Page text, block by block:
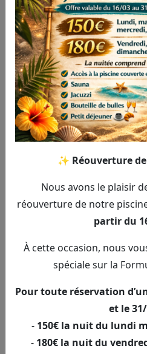
✨ Réouverture
Nous avons le plaisir
réouverture de notre
partir du
À cette occasion, nous
spéciale sur la
Pour toute réservation
et le
- 150€ la nuit du lundi
- 180€ la nuit du
Ma Bonne Étoile,espace
près de Calais(Brêmes-
piscine couverte et
aussi d’unsauna privé.
complexe de
Louer un gîte avec sauna
Bienfaits
Un sauna doit être très
optimisation de ses bienfaits.
dépasser 20%.
Ainsi, notre sauna privé près
chaleur sèche. Il suffit
pour générer de la vapeur.
bain de vapeur située dans